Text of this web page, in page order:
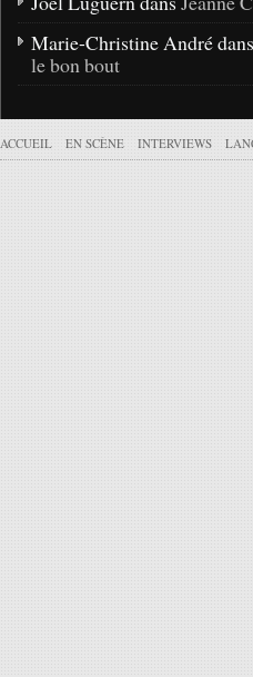
Marie-Christine André dans
le bon bout
ACCUEIL EN SCÈNE INTERVIEWS